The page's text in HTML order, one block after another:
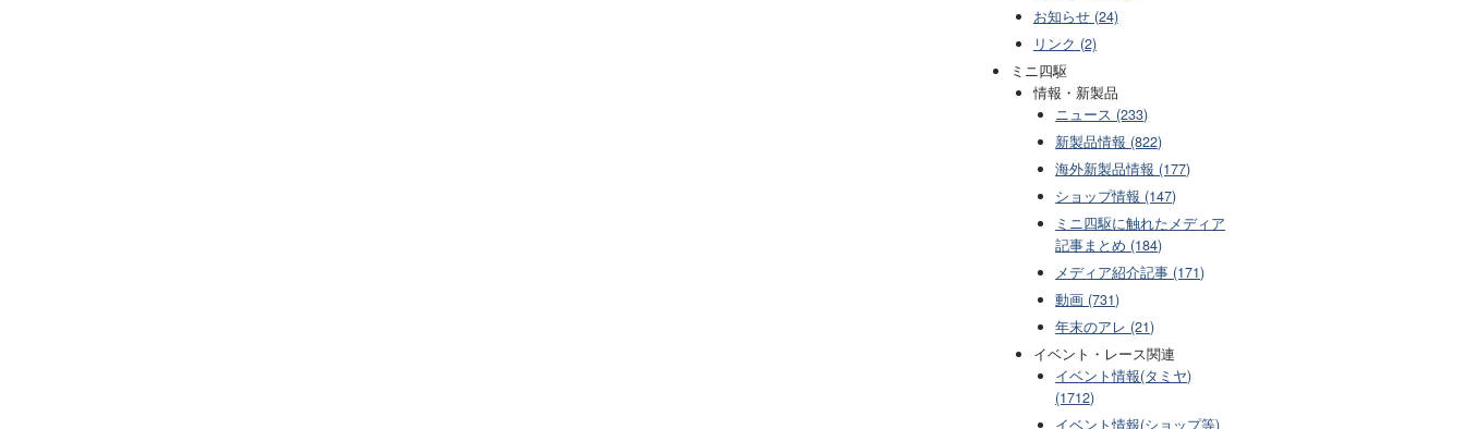
お知らせ (24)
リンク (2)
ミニ四駆
情報・新製品
ニュース (233)
新製品情報 (822)
海外新製品情報 (177)
ショップ情報 (147)
ミニ四駆に触れたメディア
記事まとめ (184)
メディア紹介記事 (171)
動画 (731)
年末のアレ (21)
イベント・レース関連
イベント情報(タミヤ)
(1712)
イベント情報(ショップ等)